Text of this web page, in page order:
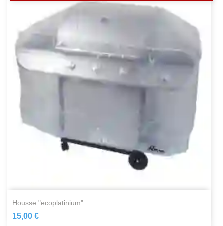
housse "ecoplatinium"...
15,00 €